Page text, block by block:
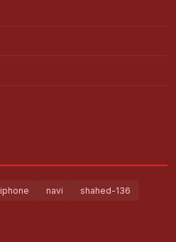
iphone navi
shahed-136